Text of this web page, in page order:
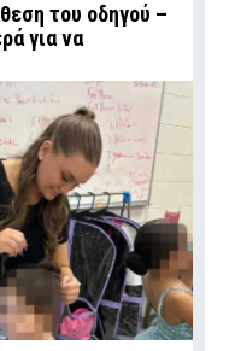
του οδηγού –
για να